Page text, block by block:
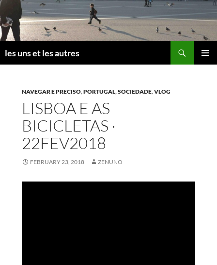
Skip
to
content
les uns et les autres
NAVEGAR E PRECISO,PORTUGAL,SOCIEDADE,VLOG
LISBOA E AS
BICICLETAS ·
22FEV2018
FEBRUARY 23, 2018 ZENUNO